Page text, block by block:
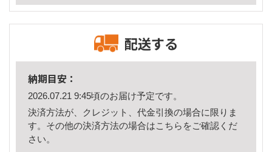
配送する
納期目安：
2026.07.21 9:45頃のお届け予定です。
決済方法が、クレジット、代金引換の場合に限りま
す。その他の決済方法の場合はこちら をご確認くだ
さい。